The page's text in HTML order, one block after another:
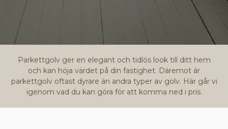
Parkettgolv ger en elegant och tidlös look till ditt hem
och kan höja värdet på din fastighet. Däremot är
parkettgolv oftast dyrare än andra typer av golv. Här går vi
igenom vad du kan göra för att komma ned i pris.